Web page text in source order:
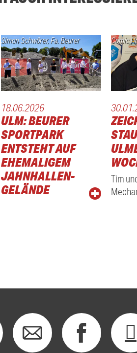
Simon Schwörer, Fa. Beurer
18.06.2026
ULM: BEURER
SPORTPARK
ENTSTEHT AUF
EHEMALIGEM
JAHNHALLEN-
GELÄNDE
Comic
Tim